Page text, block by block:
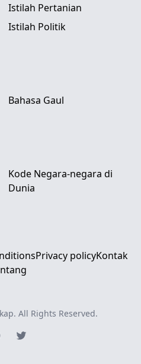
Istilah Pertanian
Istilah Politik
Bahasa Gaul
Kode Negara-negara di
Dunia
Privacy policyKontak
. All Rights Reserved.